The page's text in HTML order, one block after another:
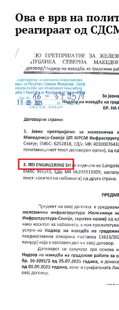
Ова е врв на
реагираат од